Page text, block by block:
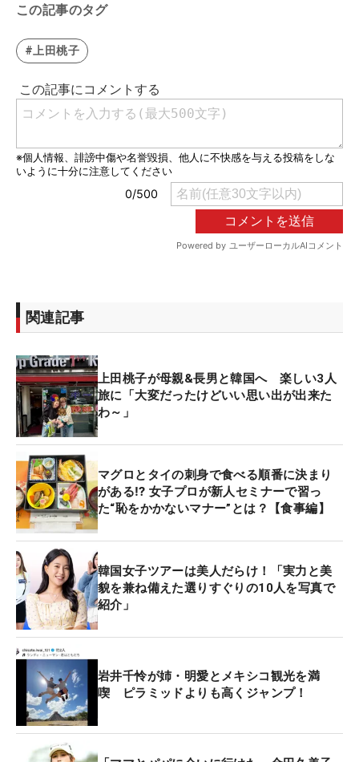
この記事のタグ
#上田桃子
関連記事
上田桃子が母親&長男と韓国へ 楽しい3人
旅に「大変だったけどいい思い出が出来た
わ～」
マグロとタイの刺身で食べる順番に決まり
がある⁉ 女子プロが新人セミナーで習っ
た“恥をかかないマナー”とは？【食事編】
韓国女子ツアーは美人だらけ！「実力と美
貌を兼ね備えた選りすぐりの10人を写真で
紹介」
岩井千怜が姉・明愛とメキシコ観光を満
喫 ピラミッドよりも高くジャンプ！